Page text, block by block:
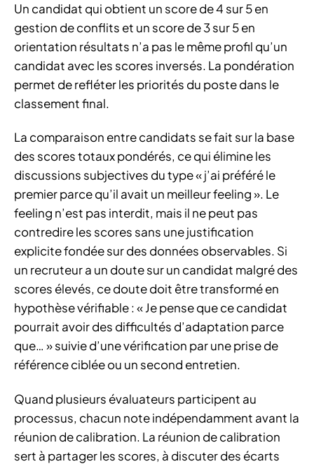
Un candidat qui obtient un score de 4 sur 5 en
gestion de conflits et un score de 3 sur 5 en
orientation résultats n’a pas le même profil qu’un
candidat avec les scores inversés. La pondération
permet de refléter les priorités du poste dans le
classement final.
La comparaison entre candidats se fait sur la base
des scores totaux pondérés, ce qui élimine les
discussions subjectives du type « j’ai préféré le
premier parce qu’il avait un meilleur feeling ». Le
feeling n’est pas interdit, mais il ne peut pas
contredire les scores sans une justification
explicite fondée sur des données observables. Si
un recruteur a un doute sur un candidat malgré des
scores élevés, ce doute doit être transformé en
hypothèse vérifiable : « Je pense que ce candidat
pourrait avoir des difficultés d’adaptation parce
que… » suivie d’une vérification par une prise de
référence ciblée ou un second entretien.
Quand plusieurs évaluateurs participent au
processus, chacun note indépendamment avant la
réunion de calibration. La réunion de calibration
sert à partager les scores, à discuter des écarts